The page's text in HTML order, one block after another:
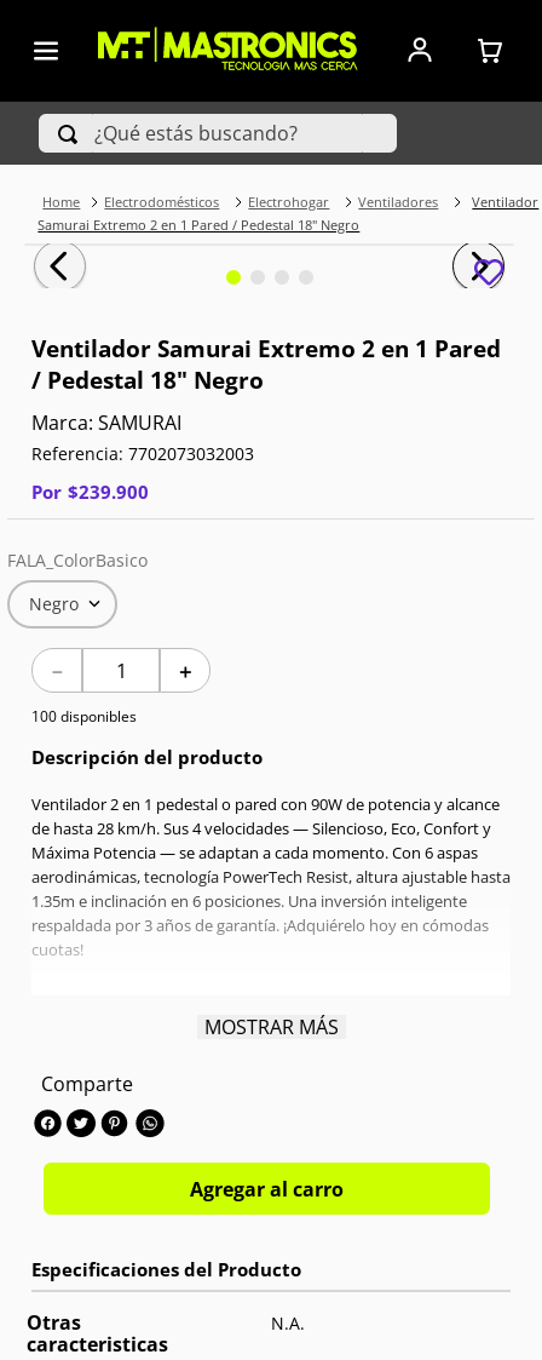
¿Qué estás buscando?
Electrodomésticos Electrohogar Ventiladores
Ventilador
Samurai Extremo 2 en 1 Pared / Pedestal 18" Negro
Ventilador Samurai Extremo 2 en 1 Pared
/ Pedestal 18" Negro
SAMURAI
Referencia: 7702073032003
Por $239.900
FALA_ColorBasico
Negro
＋
－
100 disponibles
Descripción del producto
Ventilador 2 en 1 pedestal o pared con 90W de potencia y alcance
de hasta 28 km/h. Sus 4 velocidades — Silencioso, Eco, Confort y
Máxima Potencia — se adaptan a cada momento. Con 6 aspas
aerodinámicas, tecnología PowerTech Resist, altura ajustable hasta
1.35m e inclinación en 6 posiciones. Una inversión inteligente
respaldada por 3 años de garantía. ¡Adquiérelo hoy en cómodas
cuotas!
2 en 1 Piso & Pared
Velocidades:
Voltaje:Rango entre 110 V y 120 V
Tamaño de Aspas:
Número de Aspas:6 Aspas
MOSTRAR MÁS
Comparte
Agregar al carro
Otras
caracteristicas
N.A.
TÉRMINOS MÁS BUSCADOS
1.
Iphone
3.
Celulares Samsung
4.
Televisores
5.
Iphone 15 Pro Max
7.
Red Magic
8.
Celulares
9.
Iphone 17
10. Audífonos